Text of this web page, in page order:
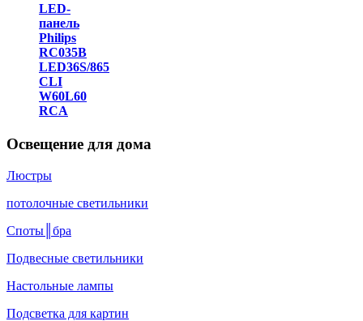
LED-
панель
Philips
RC035B
LED36S/865
CLI
W60L60
RCA
Освещение для дома
Люстры
потолочные светильники
Споты║бра
Подвесные светильники
Настольные лампы
Подсветка для картин